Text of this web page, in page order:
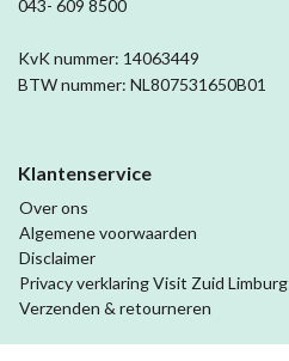
043- 609 8500
KvK nummer: 14063449
BTW nummer: NL807531650B01
Klantenservice
Over ons
Algemene voorwaarden
Disclaimer
Privacy verklaring Visit Zuid Limburg
Verzenden & retourneren